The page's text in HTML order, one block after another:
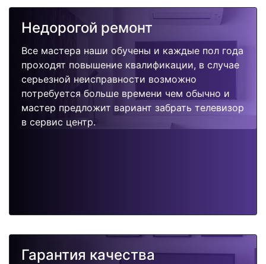
Недорогой ремонт
Все мастера наши обучены и каждые пол года
проходят повышение квалификации, в случае
серьезной неисправности возможно
потребуется больше времени чем обычно и
мастер предложит вариант забрать телевизор
в сервис центр.
Гарантия качества